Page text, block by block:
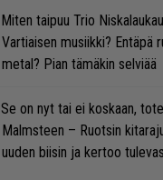
Miten taipuu Trio
Vartiaisen musiikki? Entäpä
metal? Pian tämäkin selviää
Se on nyt tai ei koskaan,
Malmsteen – Ruotsin
uuden biisin ja kertoo